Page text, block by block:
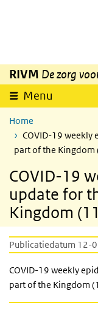
Overslaan en naar de
RIVM De zorg
Menu
Home
COVID-19 weekly
part of the Kingdom
COVID-19
update for
Kingdom
Publicatiedatum 12-
COVID-19 weekly
part of the Kingdom